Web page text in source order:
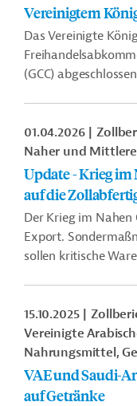
Vereinigtem
Das Vereinigte
(GCC)
01.04.2026
Naher und
Update - Krieg
auf die
Der Krieg im
Export.
sollen kritische
15.10.2025
Vereinigte
Nahrungsmittel,
VAE und Saudi-
auf Getränke